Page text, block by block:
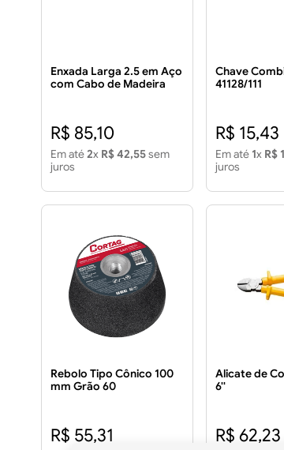
Enxada Larga 2.5 em Aço
com Cabo de Madeira
R$ 85,10
Em até2x R$ 42,55sem
juros
Chave
41128/111
R$ 15,43
Em até 1x R$
juros
Rebolo Tipo Cônico 100
mm Grão 60
R$ 55,31
Alicate de
6''
R$ 62,23